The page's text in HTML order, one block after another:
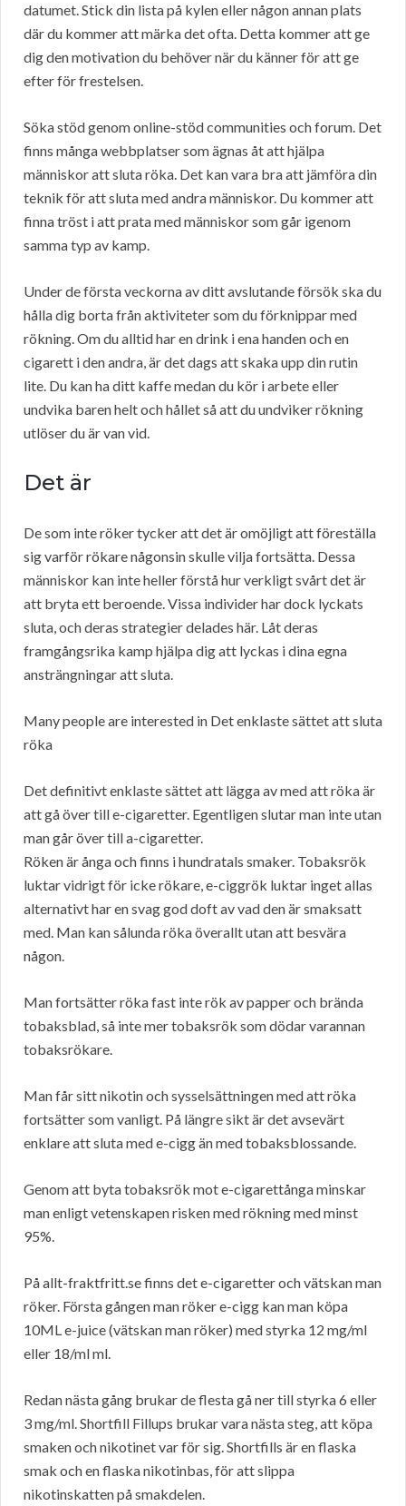
datumet. Stick din lista på kylen eller någon annan plats
där du kommer att märka det ofta. Detta kommer att ge
dig den motivation du behöver när du känner för att ge
efter för frestelsen.
Söka stöd genom online-stöd communities och forum. Det
finns många webbplatser som ägnas åt att hjälpa
människor att sluta röka. Det kan vara bra att jämföra din
teknik för att sluta med andra människor. Du kommer att
finna tröst i att prata med människor som går igenom
samma typ av kamp.
Under de första veckorna av ditt avslutande försök ska du
hålla dig borta från aktiviteter som du förknippar med
rökning. Om du alltid har en drink i ena handen och en
cigarett i den andra, är det dags att skaka upp din rutin
lite. Du kan ha ditt kaffe medan du kör i arbete eller
undvika baren helt och hållet så att du undviker rökning
utlöser du är van vid.
Det är
De som inte röker tycker att det är omöjligt att föreställa
sig varför rökare någonsin skulle vilja fortsätta. Dessa
människor kan inte heller förstå hur verkligt svårt det är
att bryta ett beroende. Vissa individer har dock lyckats
sluta, och deras strategier delades här. Låt deras
framgångsrika kamp hjälpa dig att lyckas i dina egna
ansträngningar att sluta.
Many people are interested in Det enklaste sättet att sluta
röka
Det definitivt enklaste sättet att lägga av med att röka är
att gå över till e-cigaretter. Egentligen slutar man inte utan
man går över till a-cigaretter.
Röken är ånga och finns i hundratals smaker. Tobaksrök
luktar vidrigt för icke rökare, e-ciggrök luktar inget allas
alternativt har en svag god doft av vad den är smaksatt
med. Man kan sålunda röka överallt utan att besvära
någon.
Man fortsätter röka fast inte rök av papper och brända
tobaksblad, så inte mer tobaksrök som dödar varannan
tobaksrökare.
Man får sitt nikotin och sysselsättningen med att röka
fortsätter som vanligt. På längre sikt är det avsevärt
enklare att sluta med e-cigg än med tobaksblossande.
Genom att byta tobaksrök mot e-cigarettånga minskar
man enligt vetenskapen risken med rökning med minst
95%.
På allt-fraktfritt.se finns det e-cigaretter och vätskan man
röker. Första gången man röker e-cigg kan man köpa
10ML e-juice (vätskan man röker) med styrka 12 mg/ml
eller 18/ml ml.
Redan nästa gång brukar de flesta gå ner till styrka 6 eller
3 mg/ml. Shortfill Fillups brukar vara nästa steg, att köpa
smaken och nikotinet var för sig. Shortfills är en flaska
smak och en flaska nikotinbas, för att slippa
nikotinskatten på smakdelen.